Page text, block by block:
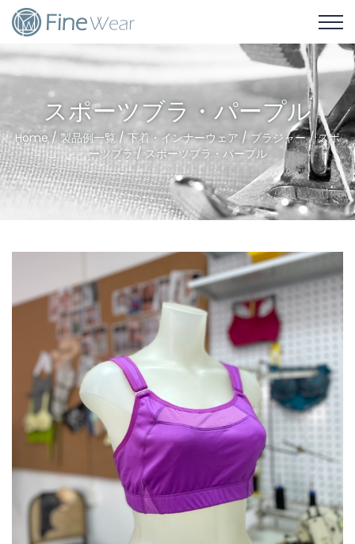
スポーツブラ・パープル
Home/製品例一覧 /下着・インナーウェア / ブラジャー/スポ
ーツブラ / スポーツブラ・パープル